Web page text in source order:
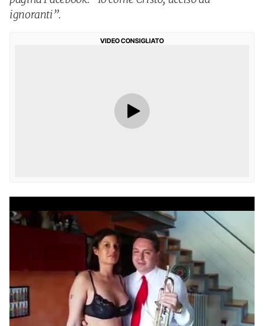
ignoranti”.
VIDEO CONSIGLIATO